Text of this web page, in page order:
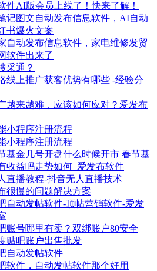
件AI版会员上线了！快来了解！
记图文自动发布信息软件，AI自动
书爆火文案
自动发布信息软件，家电维修发贸
软件出来了
采通？
线上推广获客优势有哪些 -经验分
越来越难，应该如何应对？爱发布
小程序注册流程
小程序注册流程
基金几号开盘什么时候开市 春节基
收益吗走势如何_爱发布软件
直播教程-抖音无人直播技术
很慢的问题解决方案
自动发帖软件-顶帖营销软件-爱发
账号哪里有卖？双绑账户80安全
贴吧账户出售批发
自动发帖软件
软件，自动发帖软件那个好用